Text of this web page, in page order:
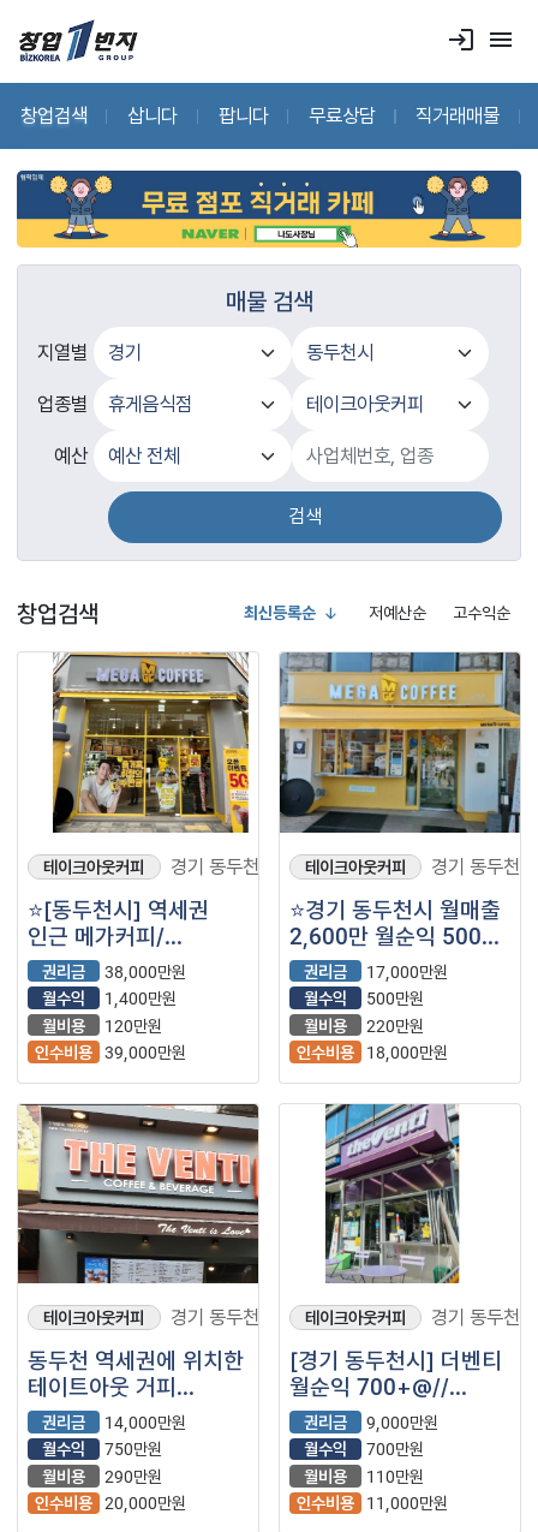
login menu
창업검색 삽니다 팝니다 무료상담 직거래매물
매물 검색
지열별
업종별
예산
검색
창업검색 최신등록순 저예산순 고수익순
테이크아웃커피 경기 동두천시
⭐️[동두천시] 역세권
인근 메가커피/
낮은월비용/ 월순익
1,400만원⭐️
권리금
38,000만원
월수익
1,400만원
월비용
120만원
인수비용 39,000만원
테이크아웃커피 경기 동두천시
⭐경기 동두천시 월매출
2,600만 월순익 500만
메가커피 매장을
소개합니다⭐
권리금
17,000만원
월수익
500만원
월비용
220만원
인수비용
18,000만원
테이크아웃커피 경기 동두천시
동두천 역세권에 위치한
테이트아웃 거피
프랜차이즈~~
권리금
14,000만원
월수익
750만원
월비용
290만원
인수비용 20,000만원
테이크아웃커피 경기 동두천시
[경기 동두천시] 더벤티
월순익 700+@//
소자본창업
권리금
9,000만원
월수익
700만원
월비용
110만원
인수비용
11,000만원